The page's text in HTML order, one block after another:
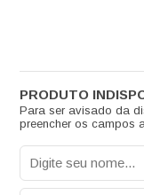
Para ser avisado da
preencher os campos